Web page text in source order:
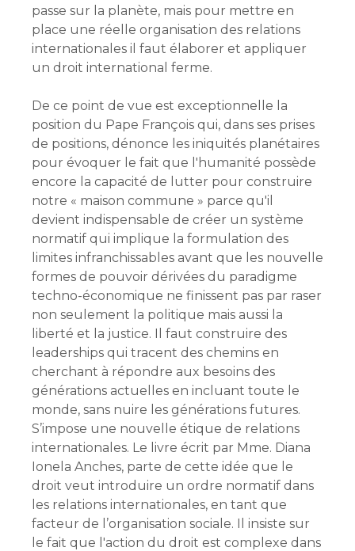
passe sur la planète, mais pour mettre en
place une réelle organisation des relations
internationales il faut élaborer et appliquer
un droit international ferme.
De ce point de vue est exceptionnelle la
position du Pape François qui, dans ses prises
de positions, dénonce les iniquités planétaires
pour évoquer le fait que l'humanité possède
encore la capacité de lutter pour construire
notre « maison commune » parce qu'il
devient indispensable de créer un système
normatif qui implique la formulation des
limites infranchissables avant que les nouvelle
formes de pouvoir dérivées du paradigme
techno-économique ne finissent pas par raser
non seulement la politique mais aussi la
liberté et la justice. Il faut construire des
leaderships qui tracent des chemins en
cherchant à répondre aux besoins des
générations actuelles en incluant toute le
monde, sans nuire les générations futures.
S’impose une nouvelle étique de relations
internationales. Le livre écrit par Mme. Diana
Ionela Anches, parte de cette idée que le
droit veut introduire un ordre normatif dans
les relations internationales, en tant que
facteur de l’organisation sociale. Il insiste sur
le fait que l'action du droit est complexe dans